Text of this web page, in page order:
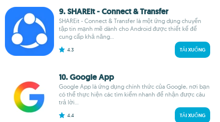
9. SHAREit - Connect & Transfer
SHAREit - Connect & Transfer là một ứng dụng chuyển
tập tin mạnh mẽ dành cho Android được thiết kế để
cung cấp khả năng...
4.3 TẢI XUỐNG
10. Google App
Google App là ứng dụng chính thức của Google, nơi bạn
có thể thực hiện các tìm kiếm nhanh để nhận được câu
trả lời...
4.4 TẢI XUỐNG